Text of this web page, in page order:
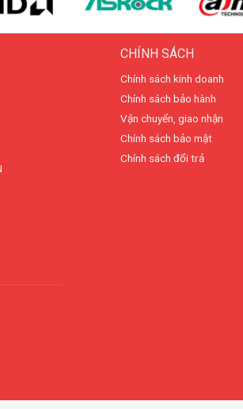
CHÍNH SÁCH
Chính sách kinh doanh
Chính sách bảo hành
Vận chuyển, giao nhận
Chính sách bảo mật
Chính sách đổi trả